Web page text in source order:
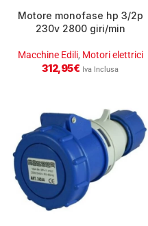
Motore monofase hp 3/2p
230v 2800 giri/min
Macchine Edili, Motori elettrici
312,95€ Iva Inclusa